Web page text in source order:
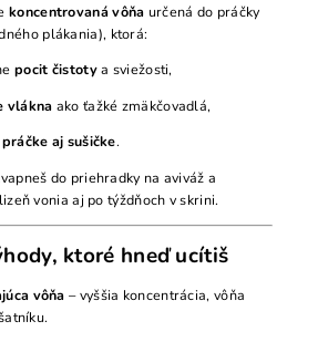
koncentrovaná vôňa určená do práčky
plákania), ktorá:
pocit čistotya sviežosti,
vlákna ako ťažké zmäkčovadlá,
práčke aj sušičke.
do priehradky na aviváž a
vonia aj po týždňoch v skrini.
ktoré hneď ucítiš
vôňa – vyššia koncentrácia, vôňa